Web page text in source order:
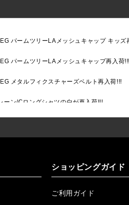
パームツリーLAメッシュキャップ キッズ
パームツリーLAメッシュキャップ再入荷!!!
メタルフィクスチャーズベルト再入荷!!!
ーン/Cロングシャツの白が再入荷!!!
フリンジデニムロングパンツ再入荷!!!
ショッピングガイド
ご利用ガイド